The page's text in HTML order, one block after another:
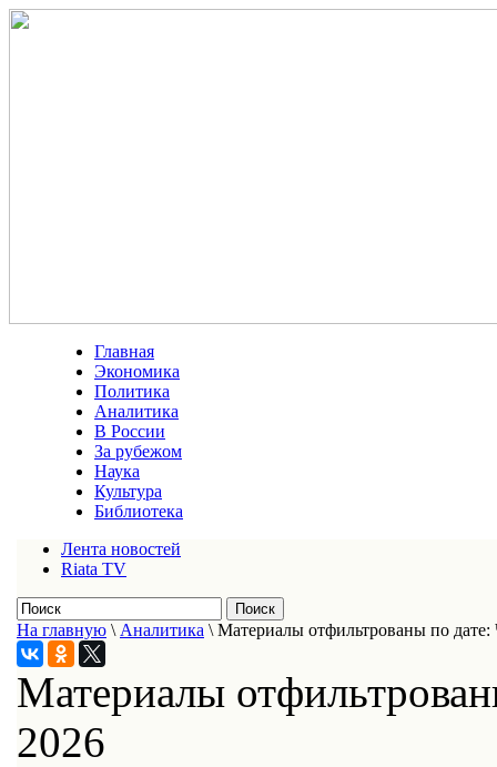
Главная
Экономика
Политика
Аналитика
В России
За рубежом
Наука
Культура
Библиотека
Лента новостей
Riata TV
На главную \ Аналитика \ Материалы отфильтрованы по дате:
Материалы
2026